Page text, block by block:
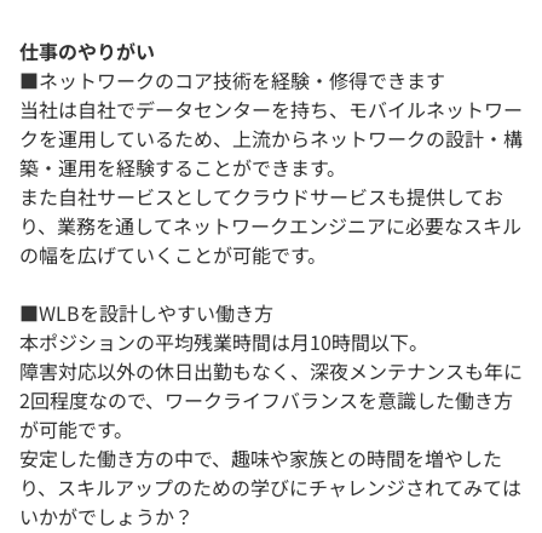
仕事のやりがい
■ネットワークのコア技術を経験・修得できます
当社は自社でデータセンターを持ち、モバイルネットワー
クを運用しているため、上流からネットワークの設計・構
築・運用を経験することができます。
また自社サービスとしてクラウドサービスも提供してお
り、業務を通してネットワークエンジニアに必要なスキル
の幅を広げていくことが可能です。
■WLBを設計しやすい働き方
本ポジションの平均残業時間は月10時間以下。
障害対応以外の休日出勤もなく、深夜メンテナンスも年に
2回程度なので、ワークライフバランスを意識した働き方
が可能です。
安定した働き方の中で、趣味や家族との時間を増やした
り、スキルアップのための学びにチャレンジされてみては
いかがでしょうか？